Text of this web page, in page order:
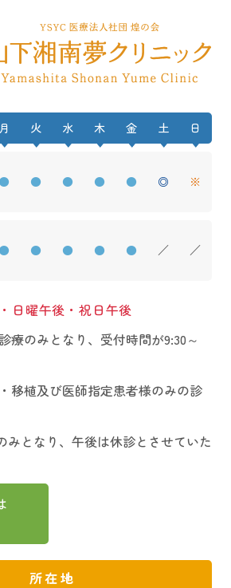
月 火 水 木 金 土 日
● ● ● ● ● ◎ ※
● ● ● ● ● ／ ／
日曜午後・祝日午後
療のみとなり、受付時間が9:30～
移植及び医師指定患者様のみの診
みとなり、午後は休診とさせていた
所在地